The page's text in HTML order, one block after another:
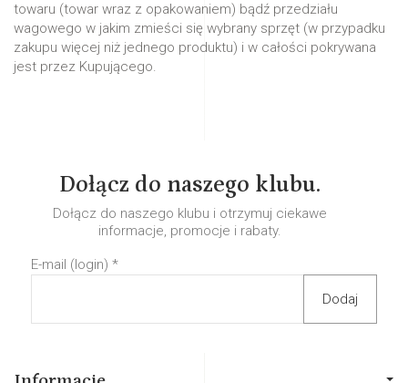
towaru (towar wraz z opakowaniem) bądź przedziału
wagowego w jakim zmieści się wybrany sprzęt (w przypadku
zakupu więcej niż jednego produktu) i w całości pokrywana
jest przez Kupującego.
Dołącz do naszego klubu.
Dołącz do naszego klubu i otrzymuj ciekawe
informacje, promocje i rabaty.
E-mail (login) *